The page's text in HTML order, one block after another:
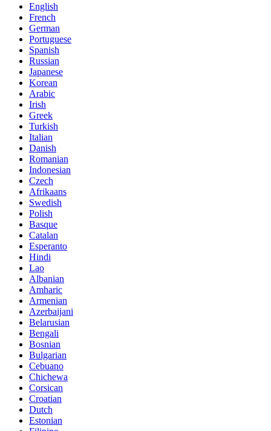
English
French
German
Portuguese
Spanish
Russian
Japanese
Korean
Arabic
Irish
Greek
Turkish
Italian
Danish
Romanian
Indonesian
Czech
Afrikaans
Swedish
Polish
Basque
Catalan
Esperanto
Hindi
Lao
Albanian
Amharic
Armenian
Azerbaijani
Belarusian
Bengali
Bosnian
Bulgarian
Cebuano
Chichewa
Corsican
Croatian
Dutch
Estonian